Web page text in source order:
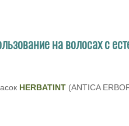
на волосах с
HERBATINT (ANTICA